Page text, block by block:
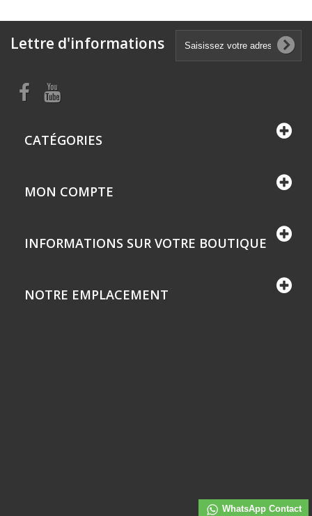
Lettre d'informations
CATÉGORIES
MON COMPTE
INFORMATIONS SUR VOTRE BOUTIQUE
WhatsApp Contact
NOTRE EMPLACEMENT